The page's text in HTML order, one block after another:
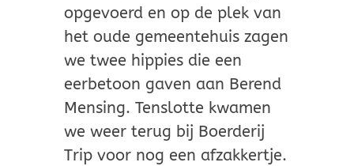
opgevoerd en op de plek van
het oude gemeentehuis zagen
we twee hippies die een
eerbetoon gaven aan Berend
Mensing. Tenslotte kwamen
we weer terug bij Boerderij
Trip voor nog een afzakkertje.